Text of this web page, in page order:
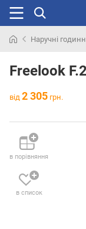
раніше
Наручні
Freelook
від 2 305 грн.
в порівняння
в список